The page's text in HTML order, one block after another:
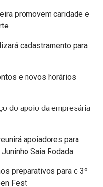
promovem caridade e
cadastramento para
e novos horários
do apoio da empresária
apoiadores para
Saia Rodada
preparativos para o 3º
Fest